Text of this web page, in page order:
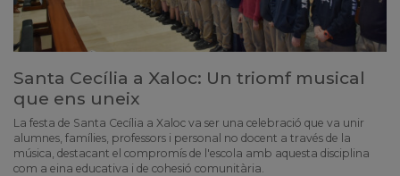
Santa Cecília a Xaloc: Un triomf musical
que ens uneix
La festa de Santa Cecília a Xaloc va ser una celebració que va unir
alumnes, famílies, professors i personal no docent a través de la
música, destacant el compromís de l'escola amb aquesta disciplina
com a eina educativa i de cohesió comunitària.